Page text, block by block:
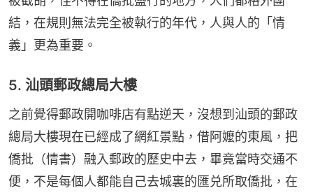
結，在規則無法完全被執行的年代，人與人的「情
義」更為重要。
5. 汕頭郵政總局大樓
之前覺得郵政開咖啡店有點逆天，沒想到汕頭的郵政
總局大樓現在已經成了網紅景點，借阿嬤的東風，把
僑批（情書）融入郵政的歷史中去，畢竟當時交通不
便，不是每個人都能自己去城裏的匯兑所取僑批，在